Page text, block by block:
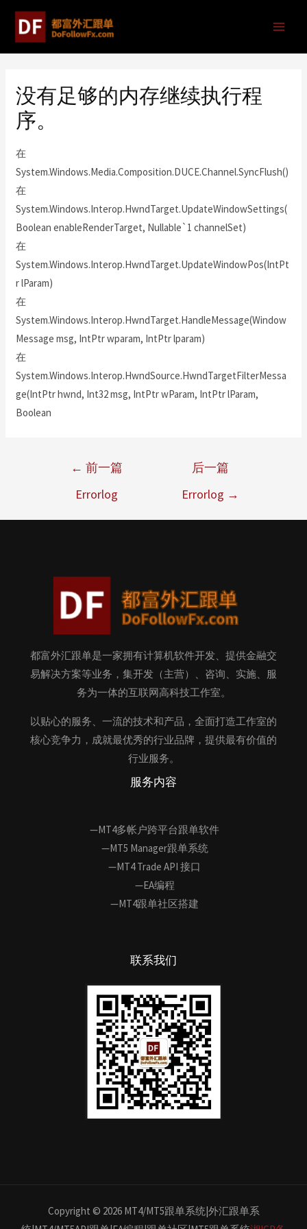
没有足够的内存继续执行程
序。
在
System.Windows.Media.Composition.DUCE.Channel.SyncFlush()
在
System.Windows.Interop.HwndTarget.UpdateWindowSettings(
Boolean enableRenderTarget, Nullable`1 channelSet)
在
System.Windows.Interop.HwndTarget.UpdateWindowPos(IntPt
r lParam)
在
System.Windows.Interop.HwndTarget.HandleMessage(Window
Message msg, IntPtr wparam, IntPtr lparam)
在
System.Windows.Interop.HwndSource.HwndTargetFilterMessa
ge(IntPtr hwnd, Int32 msg, IntPtr wParam, IntPtr lParam,
Boolean
← 前一篇
Errorlog
后一篇
Errorlog →
都富外汇跟单是一家拥有计算机软件开发、提供金融交
易解决方案等业务，集开发（主营）、咨询、实施、服
务为一体的互联网高科技工作室。
以贴心的服务、一流的技术和产品，全面打造工作室的
核心竞争力，成就最优秀的行业品牌，提供最有价值的
行业服务。
服务内容
—MT4多帐户跨平台跟单软件
—MT5 Manager跟单系统
—MT4 Trade API 接口
—EA编程
—MT4跟单社区搭建
联系我们
Copyright © 2026 MT4/MT5跟单系统|外汇跟单系